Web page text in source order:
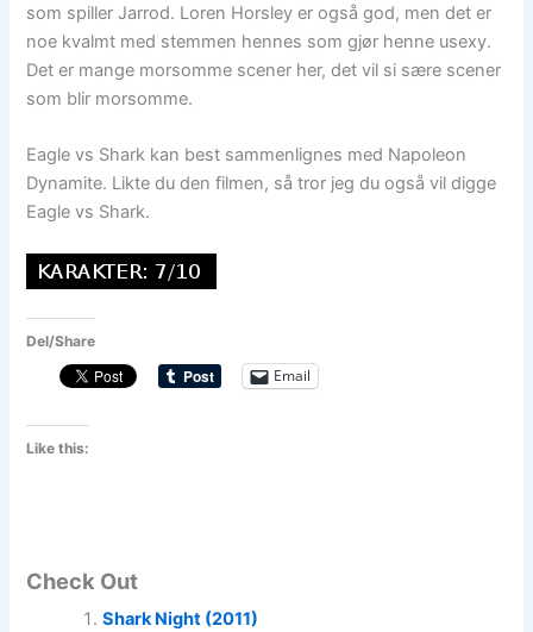
som spiller Jarrod. Loren Horsley er også god, men det er
noe kvalmt med stemmen hennes som gjør henne usexy.
Det er mange morsomme scener her, det vil si sære scener
som blir morsomme.
Eagle vs Shark kan best sammenlignes med Napoleon
Dynamite. Likte du den filmen, så tror jeg du også vil digge
Eagle vs Shark.
Del/Share
Email
Like this:
Check Out
Shark Night (2011)